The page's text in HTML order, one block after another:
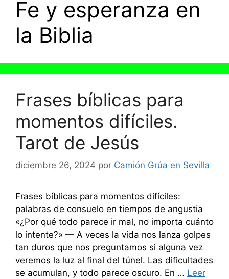
Fe y esperanza en
la Biblia
Frases bíblicas para
momentos difíciles.
Tarot de Jesús
diciembre 26, 2024 por Camión Grúa en Sevilla
Frases bíblicas para momentos difíciles:
palabras de consuelo en tiempos de angustia
«¿Por qué todo parece ir mal, no importa cuánto
lo intente?» — A veces la vida nos lanza golpes
tan duros que nos preguntamos si alguna vez
veremos la luz al final del túnel. Las dificultades
se acumulan, y todo parece oscuro. En … Leer